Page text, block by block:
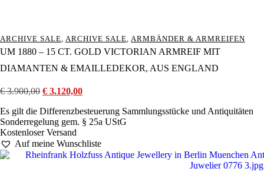
ARCHIVE SALE, ARCHIVE SALE, ARMBÄNDER & ARMREIFEN
UM 1880 – 15 CT. GOLD VICTORIAN ARMREIF MIT
DIAMANTEN & EMAILLEDEKOR, AUS ENGLAND
€3.900,00 Ursprünglicher
war:
€ 3.900,00
€ 3.120,00
ist:
€ 3.120,00.
Es gilt die Differenzbesteuerung Sammlungsstücke und Antiquitäten
Sonderregelung gem. § 25a UStG
Kostenloser Versand
Auf meine Wunschliste